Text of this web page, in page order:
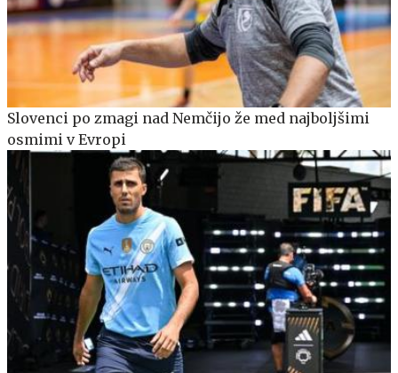
Slovenci po zmagi nad Nemčijo že med najboljšimi
osmimi v Evropi